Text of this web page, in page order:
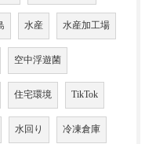
水産 水産加工場
空中浮遊菌
住宅環境 TikTok
水回り 冷凍倉庫